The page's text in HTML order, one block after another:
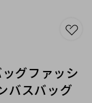
グファッシ
バスバッグ